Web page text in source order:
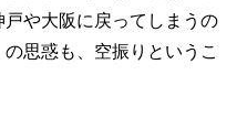
や大阪に戻ってしまうの
思惑も、空振りというこ